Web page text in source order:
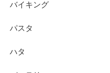
バイキング
パスタ
ハタ